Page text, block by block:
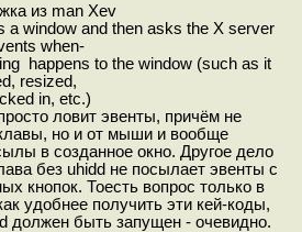
из man Xev
a window and then asks the X server
when-
happens to the window (such as it
resized,
in, etc.)
ловит эвенты, причём не
но и от мыши и вообще
в созданное окно. Другое дело
без uhidd не посылает эвенты с
кнопок. Тоесть вопрос только в
удобнее получить эти кей-коды,
должен быть запущен - очевидно.